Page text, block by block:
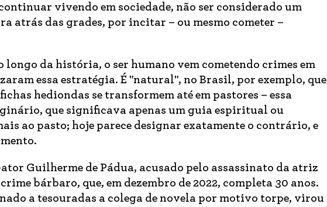
vivendo em sociedade, não ser considerado um
atrás das grades, por incitar – ou mesmo cometer –
da história, o ser humano vem cometendo crimes em
essa estratégia. É "natural", no Brasil, por exemplo, que
hediondas se transformem até em pastores – essa
que significava apenas um guia espiritual ou
ao pasto; hoje parece designar exatamente o contrário, e
ator Guilherme de Pádua, acusado pelo assassinato da atriz
bárbaro, que, em dezembro de 2022, completa 30 anos.
a tesouradas a colega de novela por motivo torpe, virou